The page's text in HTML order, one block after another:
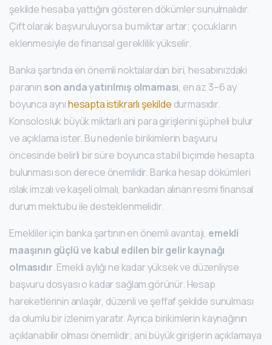
şekilde hesaba yattığını gösteren dökümler sunulmalıdır.
Çift olarak başvuruluyorsa bu miktar artar; çocukların
eklenmesiyle de finansal gereklilik yükselir.
Banka şartında en önemli noktalardan biri, hesabınızdaki
paranın son anda yatırılmış olmaması, en az 3–6 ay
boyunca aynıhesapta istikrarlı şekilde durmasıdır.
Konsolosluk büyük miktarlı ani para girişlerini şüpheli bulur
ve açıklama ister. Bu nedenle birikimlerin başvuru
öncesinde belirli bir süre boyunca stabil biçimde hesapta
bulunması son derece önemlidir. Banka hesap dökümleri
ıslak imzalı ve kaşeli olmalı, bankadan alınan resmi finansal
durum mektubu ile desteklenmelidir.
Emekliler için banka şartının en önemli avantajı, emekli
maaşının güçlü ve kabul edilen bir gelir kaynağı
olmasıdır. Emekli aylığı ne kadar yüksek ve düzenliyse
başvuru dosyası o kadar sağlam görünür. Hesap
hareketlerinin anlaşılır, düzenli ve şeffaf şekilde sunulması
da olumlu bir izlenim yaratır. Ayrıca birikimlerin kaynağının
açıklanabilir olması önemlidir; ani büyük girişlerin açıklamaya